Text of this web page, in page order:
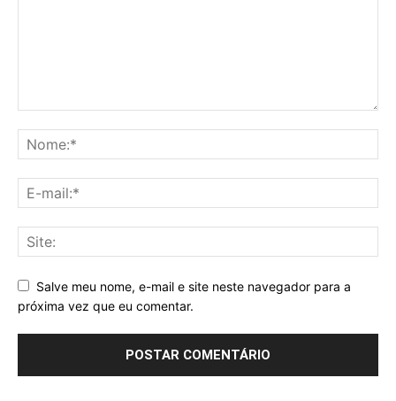
Salve meu nome, e-mail e site neste navegador para a
próxima vez que eu comentar.